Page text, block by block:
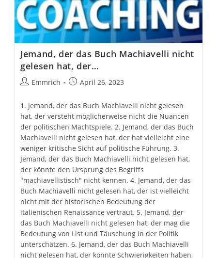
Jemand, der das Buch Machiavelli nicht
gelesen hat, der…
Beitrags-
Emmrich
BeitragApril 26, 2023
1. Jemand, der das Buch Machiavelli nicht gelesen hat, der versteht möglicherweise nicht die Nuancen der politischen Machtspiele. 2. Jemand, der das Buch Machiavelli nicht gelesen hat, der hat vielleicht eine weniger kritische Sicht auf politische Führung. 3. Jemand, der das Buch Machiavelli nicht gelesen hat, der könnte den Ursprung des Begriffs "machiavellistisch" nicht kennen. 4. Jemand, der das Buch Machiavelli nicht gelesen hat, der ist vielleicht nicht mit der historischen Bedeutung der italienischen Renaissance vertraut. 5. Jemand, der das Buch Machiavelli nicht gelesen hat, der mag die Bedeutung von List und Täuschung in der Politik unterschätzen. 6. Jemand, der das Buch Machiavelli nicht gelesen hat, der könnte Schwierigkeiten haben, die Prinzipien der Staatskunst zu verstehen. 7. Jemand, der das Buch Machiavelli nicht gelesen hat, der hat möglicherweise weniger Einblick in die Komplexität politischer Entscheidungen. 8. Jemand, der das Buch Machiavelli nicht gelesen hat, der könnte die Rolle von Macht und Einfluss in der Politik weniger schätzen. 9. Jemand, der das Buch Machiavelli nicht gelesen hat, der verpasst eine wichtige Lektüre in der politischen Philosophie. 10. Jemand, der das Buch Machiavelli nicht gelesen hat, der ist vielleicht nicht mit der Debatte über Moral und Politik vertraut. 11. Jemand, der das Buch Machiavelli nicht gelesen hat, der könnte den Einfluss von Machiavellis Denken auf spätere politische Theorien nicht erkennen. 12. Jemand, der das Buch Machiavelli nicht gelesen hat, der hat vielleicht weniger Wissen über die Strategien politischer Manipulation. 13. Jemand, der das Buch Machiavelli nicht gelesen hat, der könnte die Notwendigkeit von Pragmatismus in der Politik übersehen. 14. Jemand, der das Buch Machiavelli nicht gelesen hat, der ist vielleicht nicht in der Lage, den Realismus in der Politik zu schätzen. 15. Jemand, der das Buch Machiavelli nicht gelesen hat, der mag die Bedeutung von öffentlicher Meinung und deren Einfluss auf politische Führung nicht verstehen. 16. Jemand, der das Buch Machiavelli nicht gelesen hat, der könnte den Unterschied zwischen politischer Theorie und Praxis weniger erkennen. 17. Jemand, der das Buch Machiavelli nicht gelesen hat, der ist vielleicht nicht mit der Bedeutung von politischem Opportunismus vertraut. 18. Jemand, der das Buch Machiavelli nicht gelesen hat, der hat möglicherweise weniger Verständnis für die Rolle von Furcht und Respekt in der Politik. 19. Jemand, der das Buch Machiavelli nicht gelesen hat, der könnte weniger Wissen über die Geschichte politischer Philosophie haben. 20. Jemand, der das Buch Machiavelli nicht gelesen hat, der mag die Wirkung von politischen Entscheidungen auf das Wohl des Staates weniger verstehen. 21. Jemand, der das Buch Machiavelli nicht gelesen hat, der könnte Ich: Bitte weiter bis 100? 22. Jemand, der das Buch Machiavelli nicht gelesen hat, der ist vielleicht nicht mit dem Konzept der politischen Taktik vertraut. 23. Jemand, der das Buch Machiavelli nicht gelesen hat, der könnte den Wert von Diplomatie und Verhandlung in der Politik übersehen. 24. Jemand, der das Buch Machiavelli nicht gelesen hat, der hat möglicherweise weniger Interesse an politischem Denken und Theoriebildung. 25. Jemand, der das Buch Machiavelli nicht gelesen hat, der könnte die Bedeutung von Gleichgewicht der Macht in der internationalen Politik nicht kennen. 26. Jemand, der das Buch Machiavelli nicht gelesen hat, der mag die Rolle von politischer Stabilität und Ordnung weniger schätzen. 27. Jemand, der das Buch Machiavelli nicht gelesen hat, der könnte die Bedeutung von politischen Allianzen und Netzwerken weniger verstehen. 28. Jemand, der das Buch Machiavelli nicht gelesen hat, der ist vielleicht nicht in der Lage, historische Zusammenhänge politischer Ereignisse zu erfassen. 29. Jemand, der das Buch Machiavelli nicht gelesen hat, der könnte die Notwendigkeit von Flexibilität in der politischen Führung weniger erkennen. 30. Jemand, der das Buch Machi… Ich: Kannst du die Aufzählung bitte fortsetzen, ohne immer den Vorsatz „jemand der das Buch nicht gelesen hat, der…“, weglassen? Das würde es für mich einfacher machen, den Text zu lesen! 31. Könnte das Prinzip "Der Zweck heiligt die Mittel" in der Politik weniger schätzen. 32. Verpasst möglicherweise den Einfluss von Machiavellis Denken auf moderne politische Führer. 33. Versteht weniger die Bedeutung von politischer Propaganda und Manipulation. 34. Erkennt möglicherweise nicht die Bedeutung von Loyalität und Verrat in politischen Beziehungen. 35. Hat weniger Wissen über die Herausforderungen und Kompromisse, die politische Führer oft eingehen müssen. 36. Könnte die Notwendigkeit von Geheimhaltung und Diskretion in politischen Angelegenheiten weniger verstehen. 37. Versteht möglicherweise nicht die Rolle von Intrigen und Verschwörungen in der politischen Arena. 38. Könnte die Bedeutung von Legitimität und Autorität in der politischen Führung weniger schätzen. 39. Hat möglicherweise weniger Verständnis für die Rolle von politischen Beratern und Strategen. 40. Erkennt möglicherweise nicht die Bedeutung von Anpassungsfähigkeit und Wandlungsfähigkeit in der Politik. 41. Könnte die Rolle von Rhetorik und Kommunikation in der politischen Führung weniger verstehen. 42. Verpasst möglicherweise die historische Bedeutung von Machiavellis Schriften in der Entwicklung des politischen Denkens. 43. Hat weniger Einblick in die Dynamik von Macht und Kontrolle innerhalb politischer Systeme. 44. Könnte die Bedeutung von Zusammenarbeit und Kompromiss in politischen Verhandlungen weniger schätzen. 45. Versteht möglicherweise nicht die Rolle von politischen Symbolen und Ritualen. 46. Hat möglicherweise weniger Kenntnisse über die Beziehung zwischen politischer Führung und militärischer Macht. 47. Könnte die Wirkung von Machiavellis Denken auf die Entwicklung von politischen Institutionen weniger verstehen. 48. Verpasst möglicherweise den Einfluss von Machiavellis Schriften auf die Kunst der Kriegsführung und Diplomatie. 49. Hat weniger Verständnis für die Bedeutung von politischer Weitsicht und Vorausschau. 50. Könnte die Rolle von politischer Bildung und Erziehung in der Schaffung eines stabilen Staates weniger schätzen. 51. Versteht möglicherweise nicht die Bedeutung von Präzedenzfällen und Traditionen in der Politik. 52. Hat weniger Wissen über die Beziehung zwischen politischer Führung und bürokratischen Strukturen. 53. Könnte die Bedeutung von politischem Willen und Entschlossenheit weniger schätzen. 54. Versteht möglicherweise nicht die Rolle von politischen Ideologien und Prinzipien. 55. Hat weniger Einblick in die Dynamik von politischem Wandel und Reform. 56. Könnte die Bedeutung von politischer Intuition und Urteilsvermögen weniger schätzen. 57. Versteht möglicherweise nicht die Rolle von politischer Erfahrung und Wissen. 58. Hat möglicherweise weniger Kenntnisse über die Beziehung zwischen politischer Führung und gesellschaftlichen Erwartungen. Ich: Bitte weiter! 59. Könnte die Bedeutung von Selbstbewusstsein und Authentizität in der politischen Führung weniger schätzen. 60. Versteht möglicherweise nicht die Rolle von politischen Skandalen und Krisen in der Politik. 61. Hat weniger Wissen über die Beziehung zwischen politischer Führung und wirtschaftlicher Entwicklung. 62. Könnte die Bedeutung von politischer Vision und Leidenschaft weniger schätzen. 63. Versteht möglicherweise nicht die Rolle von politischen Grundsätzen und Werten. 64. Hat weniger Einblick in die Dynamik von politischer Mobilisierung und Aktivismus. 65. Könnte die Bedeutung von politischer Resilienz und Durchhaltevermögen weniger schätzen. 66. Versteht möglicherweise nicht die Rolle von politischen Institutionen und deren Einfluss auf politische Entscheidungen. 67. Hat möglicherweise weniger Kenntnisse über die Beziehung zwischen politischer Führung und öffentlicher Wahrnehmung. 68. Könnte die Bedeutung von politischer Innovation und Kreativität weniger schätzen. 69. Versteht möglicherweise nicht die Rolle von politischen Debatten und Diskussionen. 70. Hat weniger Wissen über die Beziehung zwischen politischer Führung und sozialen Bewegungen. 71. Könnte die Bedeutung von politischer Diversität und Inklusion weniger schätzen. 72. Versteht möglicherweise nicht die Rolle von politischer Verantwortung und Rechenschaftspflicht. 73. Hat weniger Einblick in die Dynamik von politischer Ethik und Integrität. 74. Könnte die Bedeutung von politischer Reflexion und Selbstkritik weniger schätzen. 75. Versteht möglicherweise nicht die Rolle von politischer Erinnerung und Geschichte. 76. Hat möglicherweise weniger Kenntnisse über die Beziehung zwischen politischer Führung und kulturellen Normen. 77. Könnte die Bedeutung von politischer Sensibilität und Empathie weniger schätzen. 78. Versteht möglicherweise nicht die Rolle von politischer Zusammenarbeit und Konkurrenz. 79. Hat weniger Wissen über die Beziehung zwischen politischer Führung und Umweltfragen. 80. Könnte die Bedeutung von politischer Transparenz und Offenheit weniger schätzen. 81. Versteht möglicherweise nicht die Rolle von politischem Engagement und Bürgerschaft. 82. Hat weniger Einblick in die Dynamik von politischer Autonomie und Unabhängigkeit. 83. Könnte die Bedeutung von politischer Kontinuität und Wandel weniger schätzen. 84. Versteht möglicherweise nicht die Rolle von politischer Partizipation und Repräsentation. 85. Hat möglicherweise weniger Kenntnisse über die Beziehung zwischen politischer Führung und sozialer Gerechtigkeit. 86. Könnte die Bedeutung von politischem Konsens und Dissens weniger schätzen. 87. Versteht möglicherweise nicht die Rolle von politischer Kompromissbereitschaft und Flexibilität. 88. Hat weniger Einblick in die Dynamik von politischer Relevanz und Einfluss. 89. Könnte die Bedeutung von politischer Professionalität und Kompetenz weniger schätzen. Ich: Bitte weiter bis 100 90. Versteht möglicherweise nicht die Rolle